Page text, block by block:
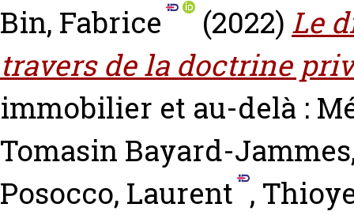
Bin, Fabrice
(2022) Le
travers de la doctrine
immobilier et au-delà :
Tomasin Bayard-
Posocco, Laurent ,